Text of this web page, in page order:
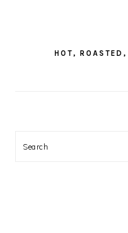
HOT,
Search